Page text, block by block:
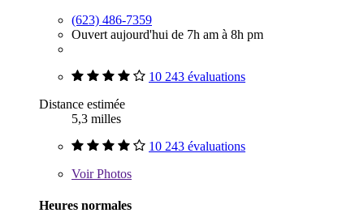
(623) 486-7359
Ouvert aujourd'hui de 7h am à 8h pm
10 243 évaluations
Distance estimée
5,3 milles
10 243 évaluations
VoirPhotos
Heures normales